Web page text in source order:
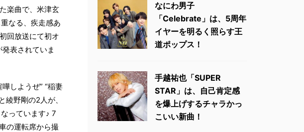
楽曲で、米津玄
なる、疾走感あ
回放送にて初オ
表されていま
しようぜ” “稲妻
野剛の2人が、
っています♪ 7
の運転席から撮
なにわ男子
「Celebrate」は、5周年
イヤーを明るく照らす王
道ポップス！
手越祐也「SUPER
STAR」は、自己肯定感
を爆上げするチャラかっ
こいい新曲！